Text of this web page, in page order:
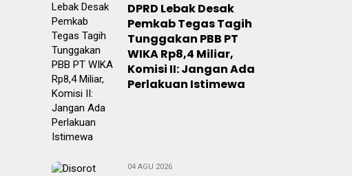
DPRD Lebak Desak
Pemkab Tegas Tagih
Tunggakan PBB PT
WIKA Rp8,4 Miliar,
Komisi II: Jangan Ada
Perlakuan Istimewa
04 AGU 2026